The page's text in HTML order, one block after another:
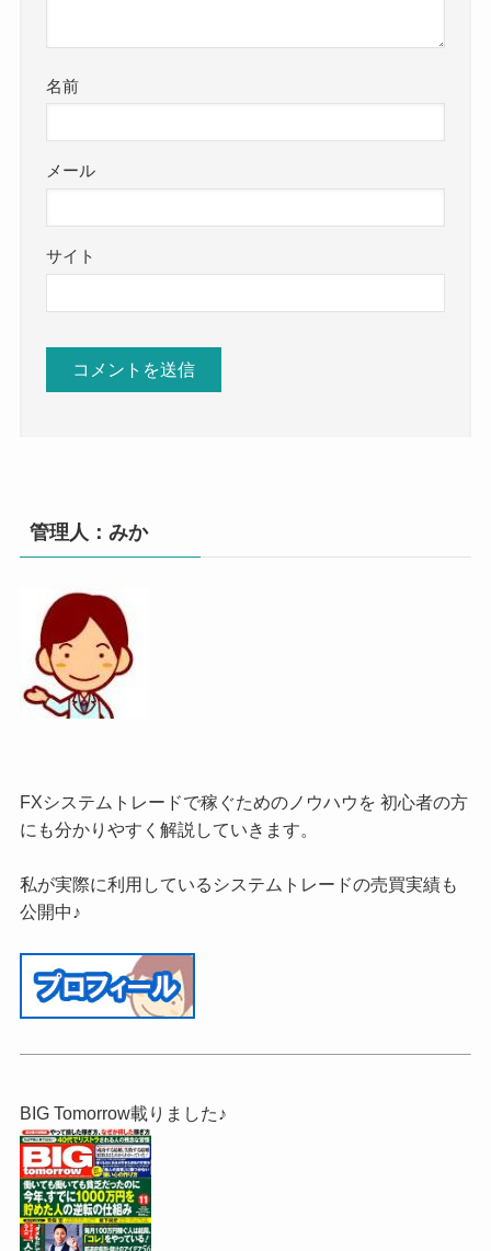
名前
メール
サイト
管理人：みか
FXシステムトレードで稼ぐためのノウハウを 初心者の方
にも分かりやすく解説していきます。
私が実際に利用しているシステムトレードの売買実績も
公開中♪
BIG Tomorrow載りました♪